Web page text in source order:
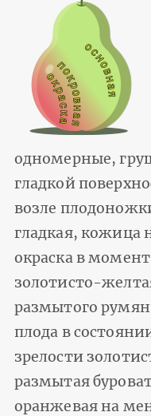
одномерные,
гладкой
возле
гладкая, кожица
окраска в
золотисто-
размытого
плода в
зрелости
размытая
оранжевая на